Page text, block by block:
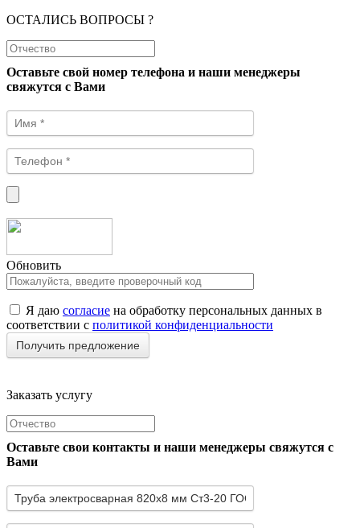
ОСТАЛИСЬ ВОПРОСЫ ?
Оставьте свой номер телефона и наши менеджеры
свяжутся с Вами
Обновить
Я даю согласие на обработку персональных данных в
соответствии с политикой конфиденциальности
Заказать услугу
Оставьте свои контакты и наши менеджеры свяжутся с
Вами